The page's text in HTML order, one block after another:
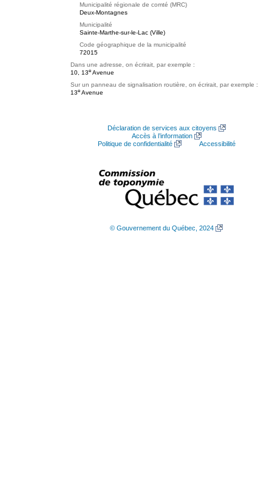
Municipalité régionale de comté (MRC)
Deux-Montagnes
Municipalité
Sainte-Marthe-sur-le-Lac (Ville)
Code géographique de la municipalité
72015
Dans une adresse, on écrirait, par exemple :
10, 13e Avenue
Sur un panneau de signalisation routière, on écrirait, par exemple :
13e Avenue
Déclaration de services aux citoyens
Accès à l’information
Politique de confidentialité
Accessibilité
© Gouvernement du Québec, 2024